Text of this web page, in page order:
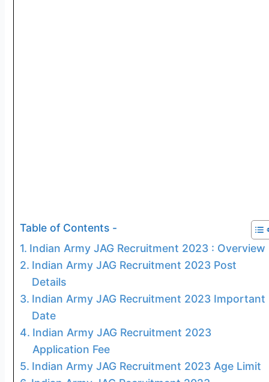
Table of Contents -
Indian Army JAG Recruitment 2023 : Overview
Indian Army JAG Recruitment 2023 Post
Details
Indian Army JAG Recruitment 2023 Important
Date
Indian Army JAG Recruitment 2023
Application Fee
Indian Army JAG Recruitment 2023 Age Limit